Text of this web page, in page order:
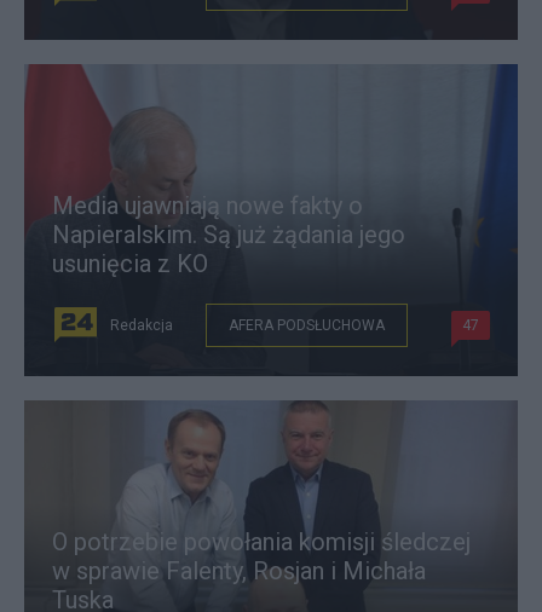
Media ujawniają nowe fakty o
Napieralskim. Są już żądania jego
usunięcia z KO
Redakcja AFERA PODSŁUCHOWA 47
O potrzebie powołania komisji śledczej
w sprawie Falenty, Rosjan i Michała
Tuska